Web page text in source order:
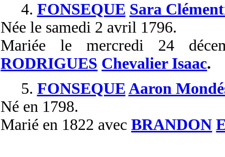
4. FONSEQUE Sara
Née le samedi 2 avril 1796.
Mariée le mercredi 24
RODRIGUES Chevalier Isaac.
5. FONSEQUE Aaron
Né en 1798.
Marié en 1822 avecBRANDON